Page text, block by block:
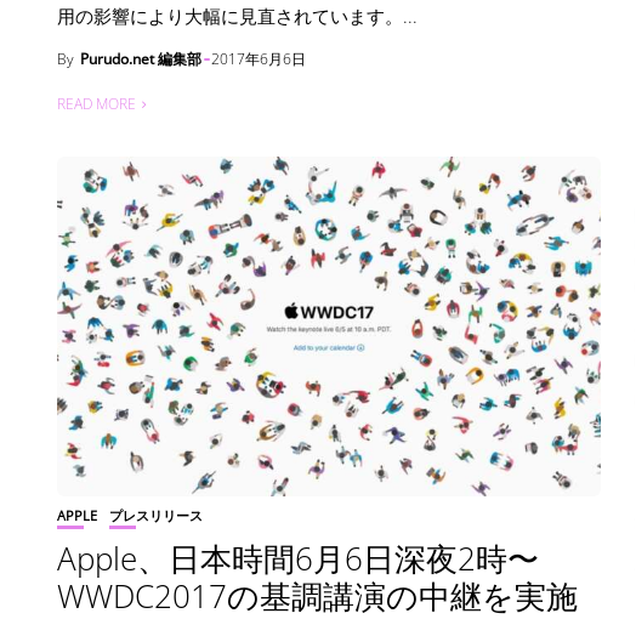
用の影響により大幅に見直されています。...
By Purudo.net 編集部 2017年6月6日
READ MORE
APPLE プレスリリース
Apple、日本時間6月6日深夜2時〜
WWDC2017の基調講演の中継を実施